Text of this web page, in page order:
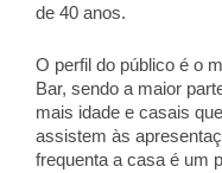
de 40 anos.
O perfil do público é o
Bar, sendo a maior
mais idade e casais
assistem às
frequenta a casa é um